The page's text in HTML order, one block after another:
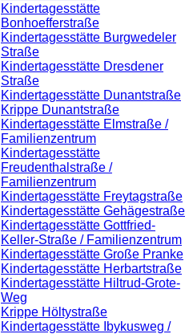
Kindertagesstätte
Bonhoefferstraße
Kindertagesstätte Burgwedeler
Straße
Kindertagesstätte Dresdener
Straße
Kindertagesstätte Dunantstraße
Krippe Dunantstraße
Kindertagesstätte Elmstraße /
Familienzentrum
Kindertagesstätte
Freudenthalstraße /
Familienzentrum
Kindertagesstätte Freytagstraße
Kindertagesstätte Gehägestraße
Kindertagesstätte Gottfried-
Keller-Straße / Familienzentrum
Kindertagesstätte Große Pranke
Kindertagesstätte Herbartstraße
Kindertagesstätte Hiltrud-Grote-
Weg
Krippe Höltystraße
Kindertagesstätte Ibykusweg /